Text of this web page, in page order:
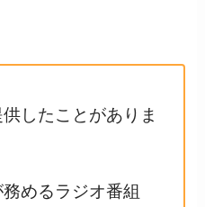
したことがありま
めるラジオ番組